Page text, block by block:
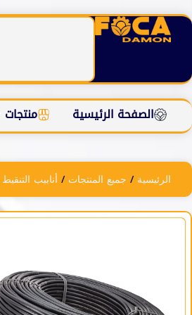
الصفحة الرئيسية منتجات
الرئيسية/ جمیع المنتجات/ أنابيب التنقیط